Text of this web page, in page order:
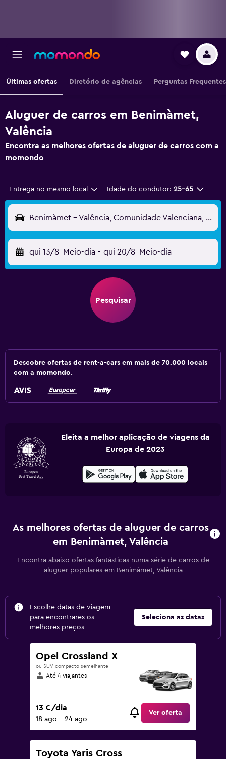
Últimas ofertas Diretório de agências Perguntas Frequentes
Aluguer de carros em Benimàmet,
Valência
Encontra as melhores ofertas de aluguer de carros com a
momondo
Entrega no mesmo local Idade do condutor: 25-65
Benimàmet - Valência, Comunidade Valenciana, Espanha
qui 13/8 Meio-dia - qui 20/8 Meio-dia
Pesquisar
Descobre ofertas de rent-a-cars em mais de 70.000 locais
com a momondo.
Eleita a melhor aplicação de viagens da
Europa de 2023
As melhores ofertas de aluguer de carros
em Benimàmet, Valência
Encontra abaixo ofertas fantásticas numa série de carros de
aluguer populares em Benimàmet, Valência
Escolhe datas de viagem
para encontrares os
melhores preços
Seleciona as datas
Opel Crossland X
ou SUV compacto semelhante
Até 4 viajantes
13 €/dia
18 ago – 24 ago
Ver oferta
Toyota Yaris Cross